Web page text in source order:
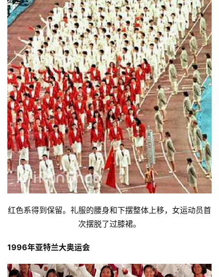
红色系得到保留。礼服的腰身和下摆整体上移，女运动员首
次摆脱了过膝裙。
1996年亚特兰大奥运会